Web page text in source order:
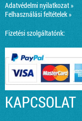
Adatvédelmi nyilatkozat »
Felhasználási feltételek »
Fizetési szolgáltatónk:
KAPCSOLAT